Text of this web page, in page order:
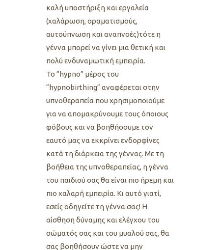
καλή υποστήριξη και εργαλεία
(χαλάρωση, οραματισμούς,
αυτοϋπνωση και αναπνοές)τότε η
γέννα μπορεί να γίνει μια θετική και
πολύ ενδυναμωτική εμπειρία.
Το “hypno” μέρος του
“hypnobirthing” αναφέρεται στην
υπνοθεραπεία που χρησιμοποιούμε
για να απομακρύνουμε τους όποιους
φόβους και να βοηθήσουμε τον
εαυτό μας να εκκρίνει ενδορφίνες
κατά τη διάρκεια της γέννας. Με τη
βοήθεια της υπνοθεραπείας, η γέννα
του παιδιού σας θα είναι πιο ήρεμη και
πιο χαλαρή εμπειρία. Κι αυτό γιατί,
εσείς οδηγείτε τη γέννα σας! Η
αίσθηση δύναμης και ελέγχου του
σώματός σας και του μυαλού σας, θα
σας βοηθήσουν ώστε να μην